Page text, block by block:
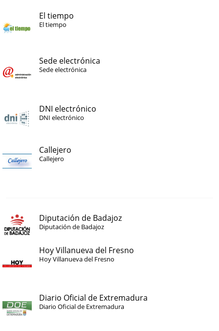
El tiempo
El tiempo
Sede electrónica
Sede electrónica
DNI electrónico
DNI electrónico
Callejero
Callejero
Diputación de Badajoz
Diputación de Badajoz
Hoy Villanueva del Fresno
Hoy Villanueva del Fresno
Diario Oficial de Extremadura
Diario Oficial de Extremadura